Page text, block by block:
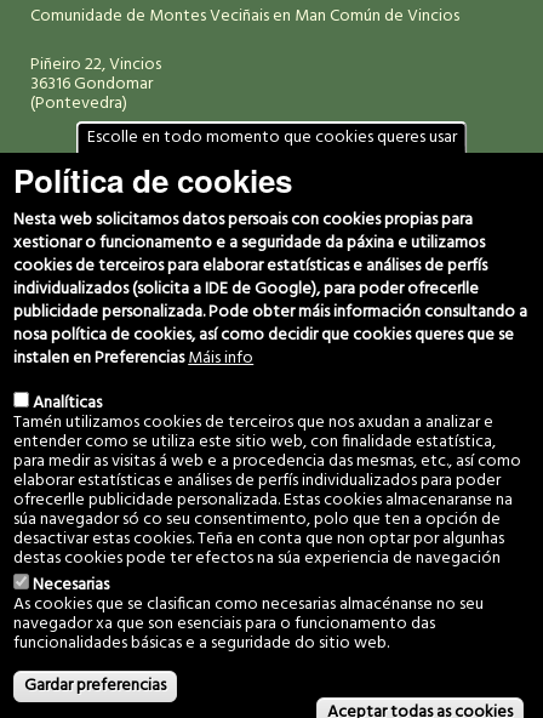
Comunidade de Montes Veciñais en Man Común de Vincios
Piñeiro 22, Vincios
36316 Gondomar
(Pontevedra)
Datos de contacto
(+34) 986 469 692
666 029 280
607 060 949
c.montes@vincios.org
coordinador@vincios.org
Síguenos
Aviso Legal e Política de privacidade
© 2022 Comunidade de Montes Veciñais en Man Común de Vincios. Todos
os dereitos reservados.
Desarrollado porGaliciaDigital
Escolle en todo momento que cookies queres usar
Política de cookies
Nesta web solicitamos datos persoais con cookies propias para
xestionar o funcionamento e a seguridade da páxina e utilizamos
cookies de terceiros para elaborar estatísticas e análises de perfís
individualizados (solicita a IDE de Google), para poder ofrecerlle
publicidade personalizada. Pode obter máis información consultando a
nosa política de cookies, así como decidir que cookies queres que se
instalen en PreferenciasMáis info
Analíticas
Tamén utilizamos cookies de terceiros que nos axudan a analizar e
entender como se utiliza este sitio web, con finalidade estatística,
para medir as visitas á web e a procedencia das mesmas, etc., así como
elaborar estatísticas e análises de perfís individualizados para poder
ofrecerlle publicidade personalizada. Estas cookies almacenaranse na
súa navegador só co seu consentimento, polo que ten a opción de
desactivar estas cookies. Teña en conta que non optar por algunhas
destas cookies pode ter efectos na súa experiencia de navegación
Necesarias
As cookies que se clasifican como necesarias almacénanse no seu
navegador xa que son esenciais para o funcionamento das
funcionalidades básicas e a seguridade do sitio web.
Gardar preferencias